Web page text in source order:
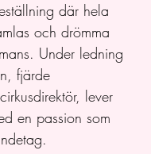
där hela
och drömma
Under ledning
fjärde
lever
en passion som